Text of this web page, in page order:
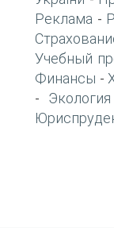
Реклама -
Учебный
Финансы -
- Экология